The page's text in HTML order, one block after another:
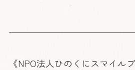
《NPO法人ひのくにスマイル